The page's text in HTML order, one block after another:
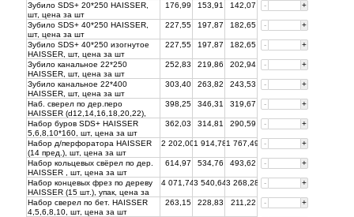
Зубило SDS+ 20*250 HAISSER,
шт, цена за шт
176,99 153,91 142,07 - +
Зубило SDS+ 40*250 HAISSER,
шт, цена за шт
227,55 197,87 182,65 - +
Зубило SDS+ 40*250 изогнутое
HAISSER, шт, цена за шт
227,55 197,87 182,65 - +
Зубило канальное 22*250
HAISSER, шт, цена за шт
252,83 219,86 202,94 - +
Зубило канальное 22*400
HAISSER, шт, цена за шт
303,40 263,82 243,53 - +
Наб. сверел по дер.перо
HAISSER (d12,14,16,18,20,22),
шт, цена зашт
398,25 346,31 319,67 - +
Набор буров SDS+ HAISSER
5,6,8,10*160, шт, цена за шт
362,03 314,81 290,59 - +
Набор д/перфоратора HAISSER
(14 пред.), шт, цена за шт
2 202,001 914,781 767,49 - +
Набор кольцевых свёрел по дер.
HAISSER , шт, цена за шт
614,97 534,76 493,62 - +
Набор концевых фрез по дереву
HAISSER (15 шт.), упак, цена за
шт
4 071,743 540,643 268,28 - +
Набор сверел по бет. HAISSER
4,5,6,8,10, шт, цена за шт
263,15 228,83 211,22 - +